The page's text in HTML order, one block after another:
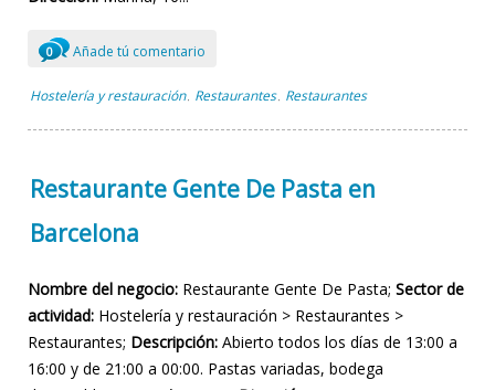
0 Añade tú comentario
Hostelería y restauración , Restaurantes , Restaurantes
Restaurante Gente De Pasta en
Barcelona
Nombre del negocio: Restaurante Gente De Pasta; Sector de
actividad: Hostelería y restauración > Restaurantes >
Restaurantes; Descripción: Abierto todos los días de 13:00 a
16:00 y de 21:00 a 00:00. Pastas variadas, bodega